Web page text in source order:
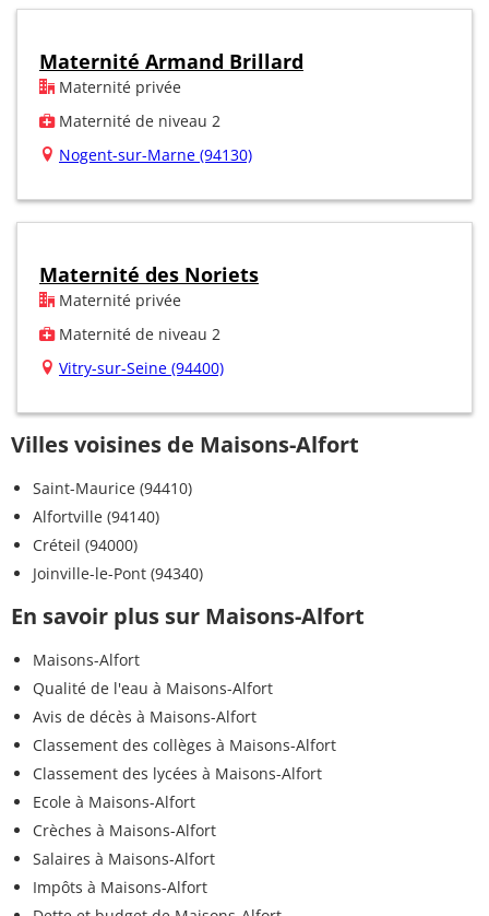
Maternité Armand Brillard
Maternité privée
Maternité de niveau 2
Nogent-sur-Marne (94130)
Maternité des Noriets
Maternité privée
Maternité de niveau 2
Vitry-sur-Seine (94400)
Villes voisines de Maisons-Alfort
Saint-Maurice (94410)
Alfortville (94140)
Créteil (94000)
Joinville-le-Pont (94340)
En savoir plus sur Maisons-Alfort
Maisons-Alfort
Qualité de l'eau à Maisons-Alfort
Avis de décès à Maisons-Alfort
Classement des collèges à Maisons-Alfort
Classement des lycées à Maisons-Alfort
Ecole à Maisons-Alfort
Crèches à Maisons-Alfort
Salaires à Maisons-Alfort
Impôts à Maisons-Alfort